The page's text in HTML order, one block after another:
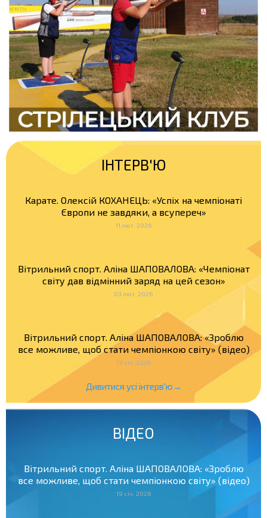
ІНТЕРВ'Ю
Карате. Олексій КОХАНЕЦЬ: «Успіх на чемпіонаті
Європи не завдяки, а всупереч»
11 лют. 2026
Вітрильний спорт. Аліна ШАПОВАЛОВА: «Чемпіонат
світу дав відмінний заряд на цей сезон»
03 лют. 2026
Вітрильний спорт. Аліна ШАПОВАЛОВА: «Зроблю
все можливе, щоб стати чемпіонкою світу» (відео)
19 січ. 2026
Дивитися усі інтерв'ю→
ВІДЕО
Вітрильний спорт. Аліна ШАПОВАЛОВА: «Зроблю
все можливе, щоб стати чемпіонкою світу» (відео)
19 січ. 2026